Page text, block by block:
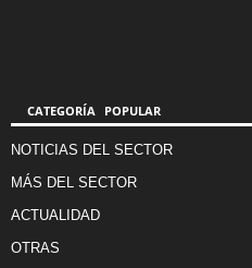
CATEGORÍA POPULAR
NOTICIAS DEL SECTOR
MÁS DEL SECTOR
ACTUALIDAD
OTRAS